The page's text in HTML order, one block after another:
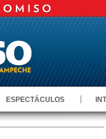
ESPECTÁCULOS